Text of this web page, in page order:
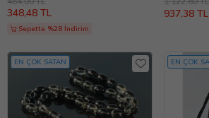
348,48 TL
Sepette %28 İndirim
937,38 TL
EN ÇOK SATAN EN ÇOK